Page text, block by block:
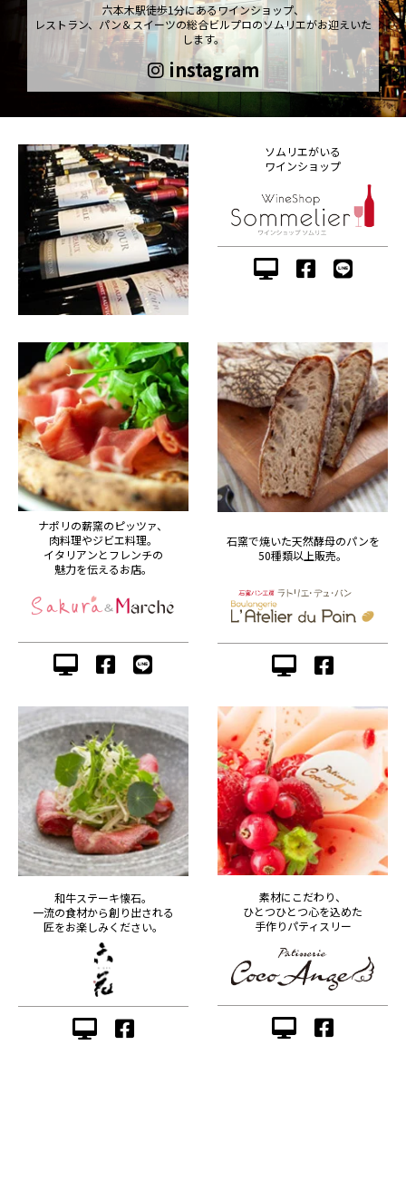
六本木駅徒歩1分にあるワインショップ、
レストラン、パン＆スイーツの総合ビルプロのソムリエがお迎えいた
します。
instagram
ソムリエがいる
ワインショップ
ナポリの薪窯のピッツァ、
肉料理やジビエ料理。
イタリアンとフレンチの
魅力を伝えるお店。
石窯で焼いた天然酵母のパンを
50種類以上販売。
和牛ステーキ懐石。
一流の食材から創り出される
匠をお楽しみください。
素材にこだわり、
ひとつひとつ心を込めた
手作りパティスリー